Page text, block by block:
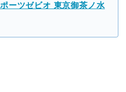
ーツゼビオ 東京御茶ノ水